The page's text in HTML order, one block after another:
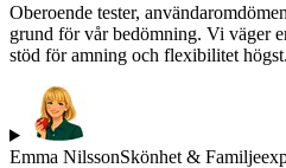
Oberoende tester,
grund för vår bedömning. Vi väger
stöd för amning och flexibilitet
Emma NilssonSkönhet &